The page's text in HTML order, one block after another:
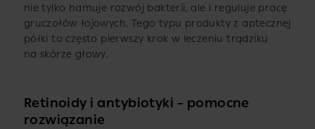
nie tylko hamuje rozwój bakterii, ale i reguluje pracę
gruczołów łojowych. Tego typu produkty z aptecznej
półki to często pierwszy krok w leczeniu trądziku
na skórze głowy.
Retinoidy i antybiotyki – pomocne
rozwiązanie